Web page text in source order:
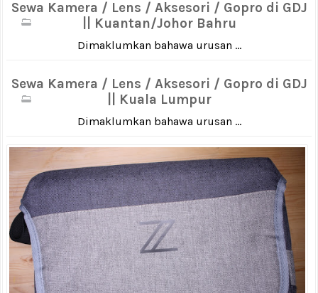
Sewa Kamera / Lens / Aksesori / Gopro di GDJ
|| Kuantan/Johor Bahru
Dimaklumkan bahawa urusan ...
Sewa Kamera / Lens / Aksesori / Gopro di GDJ
|| Kuala Lumpur
Dimaklumkan bahawa urusan ...